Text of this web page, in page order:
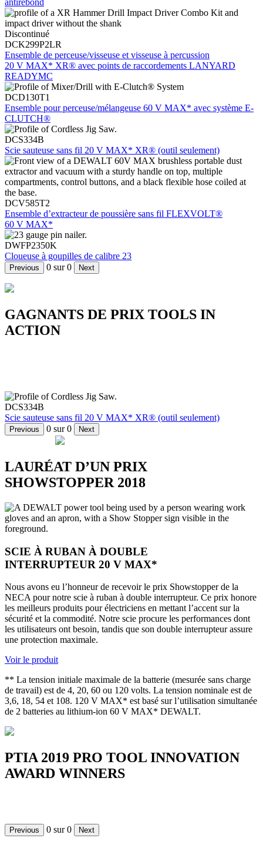
antirebond
Discontinué
DCK299P2LR
Ensemble de perceuse/visseuse et visseuse à percussion
20 V MAX* XR® avec points de raccordements LANYARD
READYMC
DCD130T1
Ensemble pour perceuse/mélangeuse 60 V MAX* avec système E-
CLUTCH®
DCS334B
Scie sauteuse sans fil 20 V MAX* XR® (outil seulement)
DCV585T2
Ensemble d’extracteur de poussière sans fil FLEXVOLT®
60 V MAX*
DWFP2350K
Cloueuse à goupilles de calibre 23
Previous 0 sur0 Next
GAGNANTS DE PRIX TOOLS IN
ACTION
DCS334B
Scie sauteuse sans fil 20 V MAX* XR® (outil seulement)
Previous 0 sur0 Next
LAURÉAT D’UN PRIX
SHOWSTOPPER 2018
SCIE À RUBAN À DOUBLE
INTERRUPTEUR 20 V MAX*
Nous avons eu l’honneur de recevoir le prix Showstopper de la
NECA pour notre scie à ruban à double interrupteur. Ce prix honore
les meilleurs produits pour électriciens en mettant l’accent sur la
sécurité et la commodité. Notre scie procure les performances dont
les utilisateurs ont besoin, tandis que son double interrupteur assure
une protection maximale.
Voir le produit
** La tension initiale maximale de la batterie (mesurée sans charge
de travail) est de 4, 20, 60 ou 120 volts. La tension nominale est de
3,6, 18, 54 et 108. 120 V MAX* est basé sur l’utilisation simultanée
de 2 batteries au lithium-ion 60 V MAX* DEWALT.
PTIA 2019 PRO TOOL INNOVATION
AWARD WINNERS
Previous 0 sur0 Next